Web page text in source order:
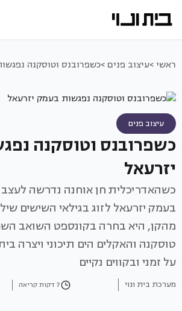
ראשי >עיצוב פנים >כשפרובנס וטוסקנה
עיצוב פנים
כשפרובנס וטוסקנה
יזרעאל
כשהאדריכלית חן אוחנה נדרשה
בעמק יזרעאל לזוג בגילאי השישים
מהקן, היא בחרה בקונספט השואב
טוסקנה והאקלים הים תיכוני ויצרה
על זמני ובקווים נקיים
מערכת בית ונוי 7 דקות קריאה